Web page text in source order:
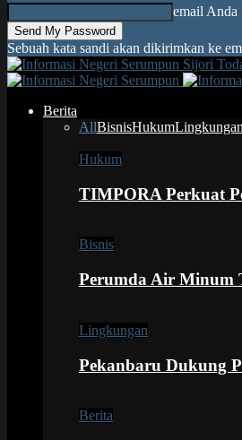
email Anda
Sebuah kata sandi akan dikirimkan ke
Sijori
Berita
AllBisnisHukumLingkungan
Hukum
TIMPORA Perkuat
Bisnis
Perumda Air Minum
Lingkungan
Pekanbaru Dukung
Berita